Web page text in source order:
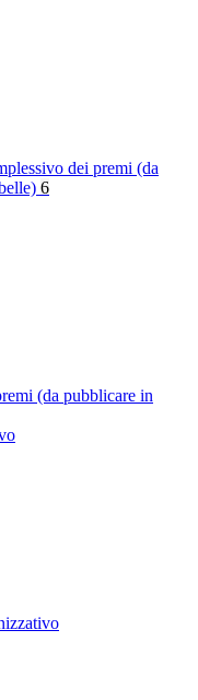
dei premi (da
6
(da pubblicare in